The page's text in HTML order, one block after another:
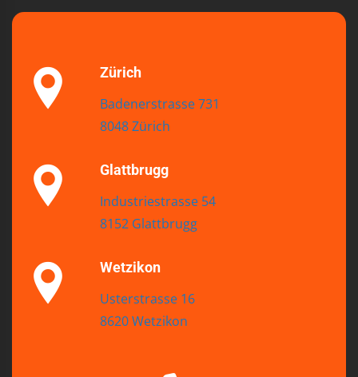
Zürich
Badenerstrasse 731
8048 Zürich
Glattbrugg
Industriestrasse 54
8152 Glattbrugg
Wetzikon
Usterstrasse 16
8620 Wetzikon